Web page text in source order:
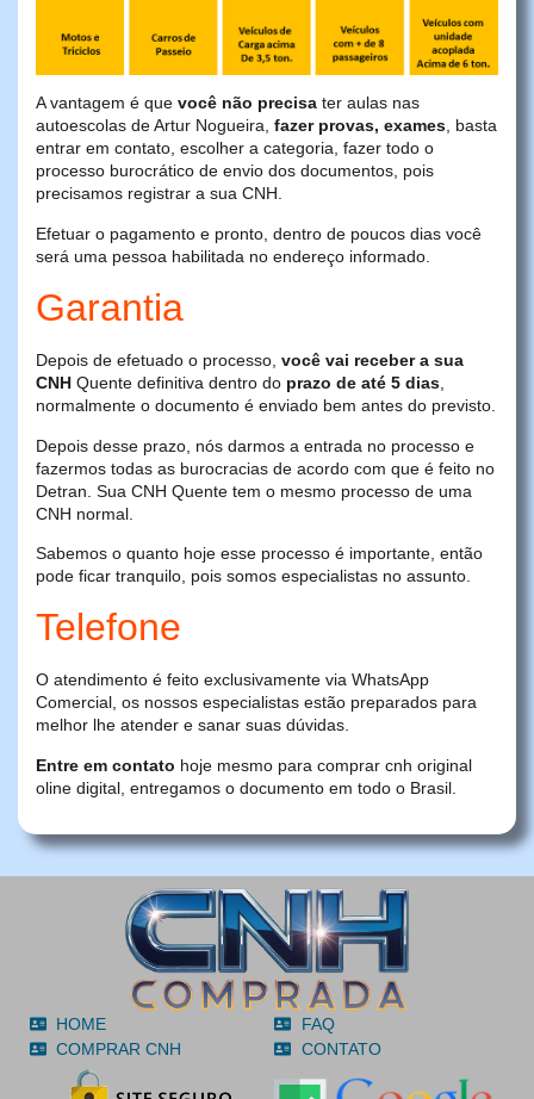
A vantagem é que você não precisa ter aulas nas
autoescolas de Artur Nogueira, fazer provas, exames, basta
entrar em contato, escolher a categoria, fazer todo o
processo burocrático de envio dos documentos, pois
precisamos registrar a sua CNH.
Efetuar o pagamento e pronto, dentro de poucos dias você
será uma pessoa habilitada no endereço informado.
Garantia
Depois de efetuado o processo, você vai receber a sua
CNH Quente definitiva dentro do prazo de até 5 dias,
normalmente o documento é enviado bem antes do previsto.
Depois desse prazo, nós darmos a entrada no processo e
fazermos todas as burocracias de acordo com que é feito no
Detran. Sua CNH Quente tem o mesmo processo de uma
CNH normal.
Sabemos o quanto hoje esse processo é importante, então
pode ficar tranquilo, pois somos especialistas no assunto.
Telefone
O atendimento é feito exclusivamente via WhatsApp
Comercial, os nossos especialistas estão preparados para
melhor lhe atender e sanar suas dúvidas.
Entre em contato hoje mesmo para comprar cnh original
oline digital, entregamos o documento em todo o Brasil.
HOME
COMPRAR CNH
FAQ
CONTATO